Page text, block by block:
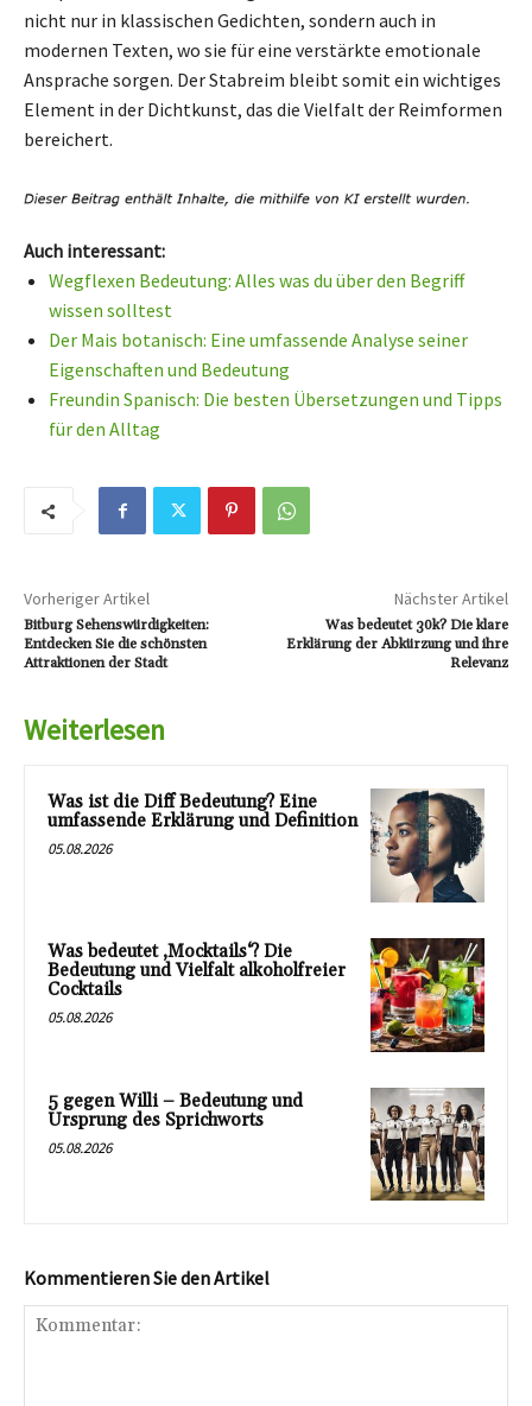
nicht nur in klassischen Gedichten, sondern auch in
modernen Texten, wo sie für eine verstärkte emotionale
Ansprache sorgen. Der Stabreim bleibt somit ein wichtiges
Element in der Dichtkunst, das die Vielfalt der Reimformen
bereichert.
Auch interessant:
Wegflexen Bedeutung: Alles was du über den Begriff
wissen solltest
Der Mais botanisch: Eine umfassende Analyse seiner
Eigenschaften und Bedeutung
Freundin Spanisch: Die besten Übersetzungen und Tipps
für den Alltag
Vorheriger Artikel
Bitburg Sehenswürdigkeiten:
Entdecken Sie die schönsten
Attraktionen der Stadt
Nächster Artikel
Was bedeutet 30k? Die klare
Erklärung der Abkürzung und ihre
Relevanz
Weiterlesen
Was ist die Diff Bedeutung? Eine
umfassende Erklärung und Definition
05.08.2026
Was bedeutet ‚Mocktails‘? Die
Bedeutung und Vielfalt alkoholfreier
Cocktails
05.08.2026
5 gegen Willi – Bedeutung und
Ursprung des Sprichworts
05.08.2026
Kommentieren Sie den Artikel